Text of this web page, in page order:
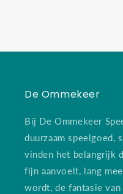
De Ommekeer
Bij De Ommekeer
duurzaam speelgoed,
vinden het belangrijk
fijn aanvoelt, lang
wordt, de fantasie